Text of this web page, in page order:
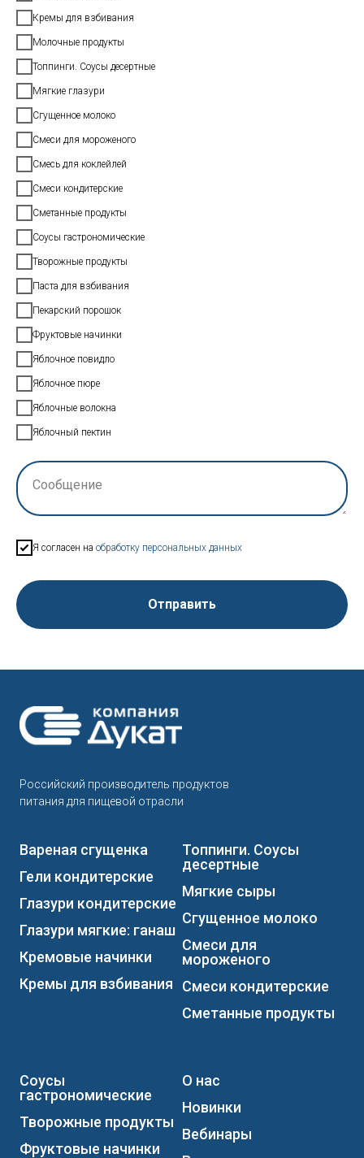
Кремы для взбивания
Молочные продукты
Топпинги. Соусы десертные
Мягкие глазури
Сгущенное молоко
Смеси для мороженого
Смесь для коклейлей
Смеси кондитерские
Сметанные продукты
Соусы гастрономические
Творожные продукты
Паста для взбивания
Пекарский порошок
Фруктовые начинки
Яблочное повидло
Яблочное пюре
Яблочные волокна
Яблочный пектин
Сообщение
Я согласен на обработку персональных данных
Отправить
Российский производитель продуктов
питания для пищевой отрасли
Вареная сгущенка
Гели кондитерские
Глазури кондитерские
Глазури мягкие: ганаш
Кремовые начинки
Кремы для взбивания
Топпинги. Соусы
десертные
Мягкие сыры
Сгущенное молоко
Смеси для
мороженого
Смеси кондитерские
Сметанные продукты
Соусы
гастрономические
Творожные продукты
Фруктовые начинки
О нас
Новинки
Вебинары